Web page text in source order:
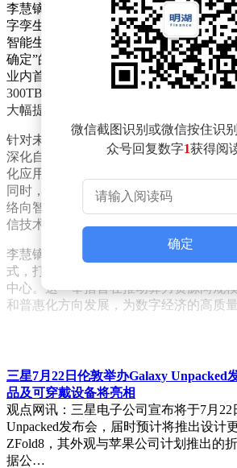
李慧镝在演讲中透露，中国移动在行业
字孪生装置。这一创新成果能够实现业
智能生成调度方案，为用户提供时延、
确定”的无拥塞最优路径。目前，中国移
业内首个网络运维“黑灯工厂”，每日全
300TB，将业务开通与策略调优的周期
大幅提升了视频会议等高敏感业务的用户
针对未来网络发展，李慧镝提出了三项
深化自智网络的联合创新，加速推进
化应用，以巩固我国在标准制定和技术
同时，他强调需合力攻关新一代通信网
络向智能化、绿色化和融合化方向演进
信技术发展的战略制高点。
李慧镝还提出要携手构建一体化算力网
式，打造具备快速交付、高效运营和绿
中心。这一举措旨在推动算力资源向规
和普惠化方向发展，为数字经济的高质
微信截图识别或微信按住识
众号回复数字1获得阅
确定
三星7月22日伦敦举办Galaxy Unpacked
品及可穿戴设备将亮相
观点网讯：三星电子公司宣布将于7月22
Unpacked发布会，届时预计将推出设计
ZFold8，其外观与苹果公司计划推出的
据公…